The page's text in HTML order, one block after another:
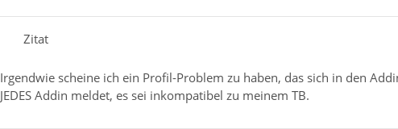
Zitat
Irgendwie scheine ich ein Profil-Problem zu haben, das sich in den
JEDES Addin meldet, es sei inkompatibel zu meinem TB.